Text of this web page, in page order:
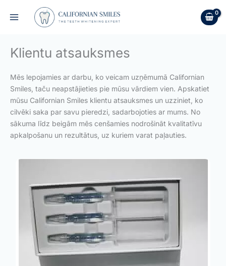
Klientu atsauksmes
Mēs lepojamies ar darbu, ko veicam uzņēmumā Californian
Smiles, taču neapstājieties pie mūsu vārdiem vien. Apskatiet
mūsu Californian Smiles klientu atsauksmes un uzziniet, ko
cilvēki saka par savu pieredzi, sadarbojoties ar mums. No
sākuma līdz beigām mēs cenšamies nodrošināt kvalitatīvu
apkalpošanu un rezultātus, uz kuriem varat paļauties.